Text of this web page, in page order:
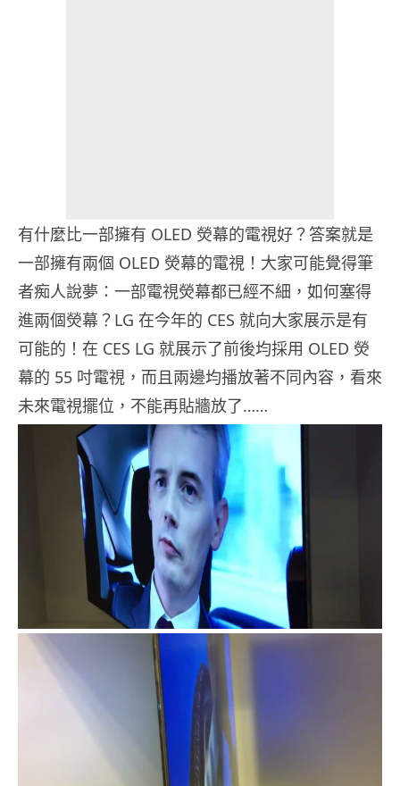
有什麼比一部擁有 OLED 熒幕的電視好？答案就是
一部擁有兩個 OLED 熒幕的電視！大家可能覺得筆
者痴人說夢：一部電視熒幕都已經不細，如何塞得
進兩個熒幕？LG 在今年的 CES 就向大家展示是有
可能的！在 CES LG 就展示了前後均採用 OLED 熒
幕的 55 吋電視，而且兩邊均播放著不同內容，看來
未來電視擺位，不能再貼牆放了……